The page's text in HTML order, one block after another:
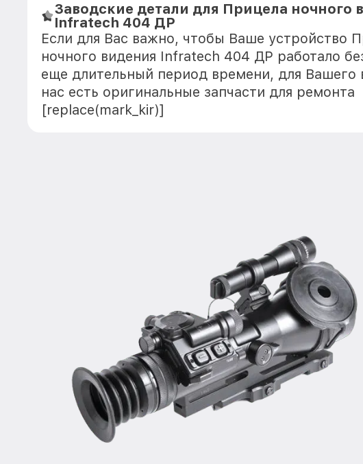
Заводские детали для Прицела ночного
Infratech 404 ДР
Если для Вас важно, чтобы Ваше устройство
ночного видения Infratech 404 ДР работало
еще длительный период времени, для Вашего
нас есть оригинальные запчасти для ремонта
[replace(mark_kir)]